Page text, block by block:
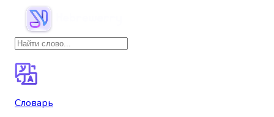
Словарь